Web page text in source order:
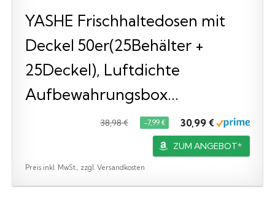
YASHE Frischhaltedosen mit
Deckel 50er(25Behälter +
25Deckel), Luftdichte
Aufbewahrungsbox...
38,98 € −7,99 € 30,99 €
ZUM ANGEBOT*
Preis inkl. MwSt., zzgl. Versandkosten